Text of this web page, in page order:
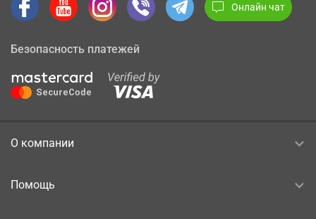
Онлайн чат
Безопасность платежей
О компании
Помощь